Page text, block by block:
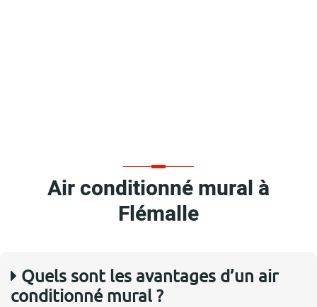
Air conditionné mural à
Flémalle
Quels sont les avantages d’un air
conditionné mural ?